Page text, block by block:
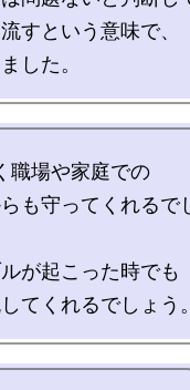
すという意味で、
職場や家庭での
も守ってくれるで
が起こった時でも